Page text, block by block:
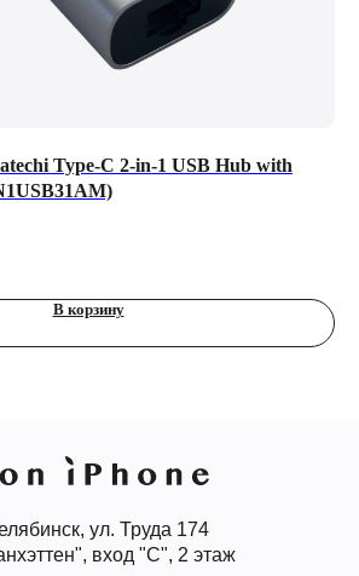
Type-C 2-in-1 USB Hub with
В корзину
ул. Труда 174
вход "С", 2 этаж